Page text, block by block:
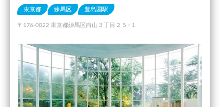
東京都 練馬区 豊島園駅
〒176-0022 東京都練馬区向山３丁目２５−１